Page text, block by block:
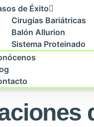
de Éxito
Cirugías Bariátricas
Balón Allurion
Sistema Proteinado